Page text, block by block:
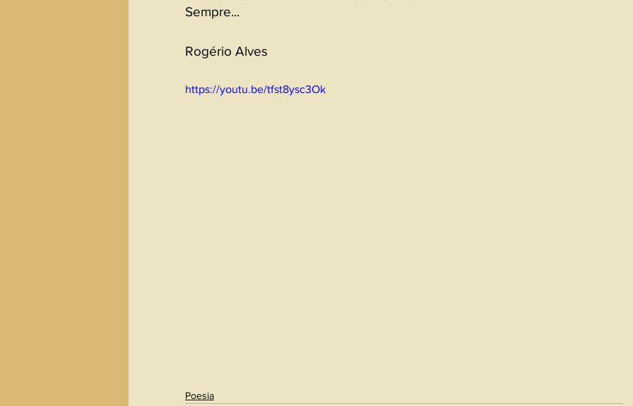
Sempre...
Rogério Alves
https://youtu.be/tfst8ysc3Ok
Poesia